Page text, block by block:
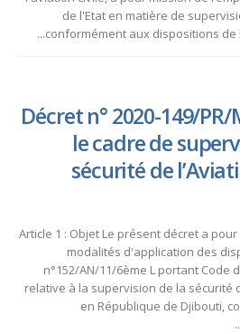
de l'Etat en matière de
conformément aux dispositions de
Décret n° 2020-149/
le cadre de
sécurité de
Article 1 : Objet Le présent décret a
modalités d'application des
n°152/AN/11/6ème L portant Code
relative à la supervision de la sécurité
en République de Djibouti,